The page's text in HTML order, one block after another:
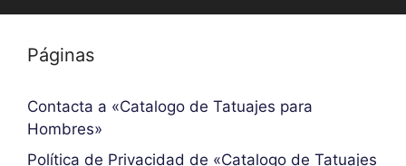
Páginas
Contacta a «Catalogo de Tatuajes para
Hombres»
Política de Privacidad de «Catalogo de Tatuajes